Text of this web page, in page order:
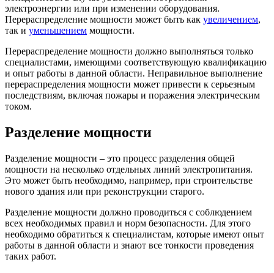
электроэнергии или при изменении оборудования.
Перераспределение мощности может быть как увеличением,
так и уменьшением мощности.
Перераспределение мощности должно выполняться только
специалистами, имеющими соответствующую квалификацию
и опыт работы в данной области. Неправильное выполнение
перераспределения мощности может привести к серьезным
последствиям, включая пожары и поражения электрическим
током.
Разделение мощности
Разделение мощности – это процесс разделения общей
мощности на несколько отдельных линий электропитания.
Это может быть необходимо, например, при строительстве
нового здания или при реконструкции старого.
Разделение мощности должно проводиться с соблюдением
всех необходимых правил и норм безопасности. Для этого
необходимо обратиться к специалистам, которые имеют опыт
работы в данной области и знают все тонкости проведения
таких работ.